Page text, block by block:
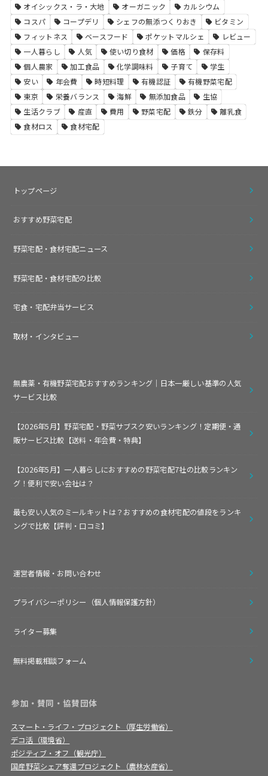
オイシックス・ラ・大地
オーガニック
カルシウム
コスパ
コープデリ シェフの無添つくりおき
ビタミン
フィットネス
ベースフード ポケットマルシェ
レビュー
一人暮らし
人気 使い切り食材 価格
保存料
個人農家
加工食品 化学調味料 子育て
学生
安い
年会費 時短料理 有機認証
有機野菜宅配
東京
栄養バランス 海鮮 無添加食品
生協
生活クラブ
産直 費用 野菜宅配 鉄分
離乳食
食材ロス
食材宅配
トップページ
おすすめ野菜宅配
野菜宅配・食材宅配ニュース
野菜宅配・食材宅配の比較
宅食・宅配弁当サービス
取材・インタビュー
無農薬・有機野菜宅配おすすめランキング｜日本一厳しい基準の人気
サービス比較
【2026年5月】野菜宅配・野菜サブスク安いランキング！定期便・通
販サービス比較【送料・年会費・特典】
【2026年5月】一人暮らしにおすすめの野菜宅配7社の比較ランキン
グ！便利で安い会社は？
最も安い人気のミールキットは？おすすめの食材宅配の値段をランキ
ングで比較【評判・口コミ】
運営者情報・お問い合わせ
プライバシーポリシー（個人情報保護方針）
ライター募集
無料掲載相談フォーム
参加・賛同・協賛団体
スマート・ライフ・プロジェクト（厚生労働省）
デコ活（環境省）
ポジティブ・オフ（観光庁）
国産野菜シェア奪還プロジェクト（農林水産省）